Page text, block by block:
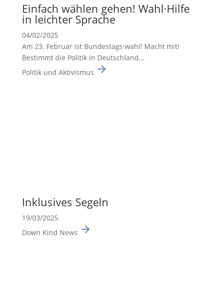
Einfach wählen gehen! Wahl·Hilfe
in leichter Sprache
04/02/2025
Am 23. Februar ist Bundes­tags·wahl! Macht mit!
Bestimmt die Politik in Deutsch­land...
Politik und Aktivismus
Inklu­sives Segeln
19/03/2025
Down Kind News